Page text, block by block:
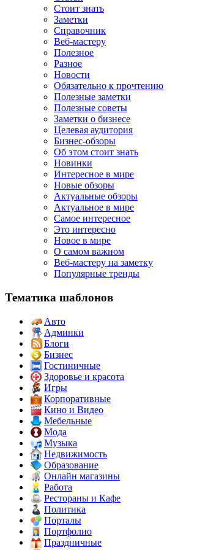
Стоит знать
Заметки
Справочник
Веб-мастеру
Полезное
Разное
Новости
Обязательно к прочтению
Полезные заметки
Полезные советы
Заметки о бизнесе
Целевая аудитория
Бизнес-обзоры
Об этом стоит знать
Новинки
Интересное в мире
Новые обзоры
Актуальные обзоры
Актуальное в мире
Самое интересное
Это интересно
Новое в мире
О самом важном
Веб-мастеру на заметку
Популярные тренды
Тематика шаблонов
Авто
Админки
Блоги
Бизнес
Гостиничные
Здоровье и красота
Игры
Корпоративные
Кино и Видео
Мебельные
Мода
Музыка
Недвижимость
Образование
Онлайн магазины
Работа
Рестораны и Кафе
Политика
Порталы
Портфолио
Праздничные